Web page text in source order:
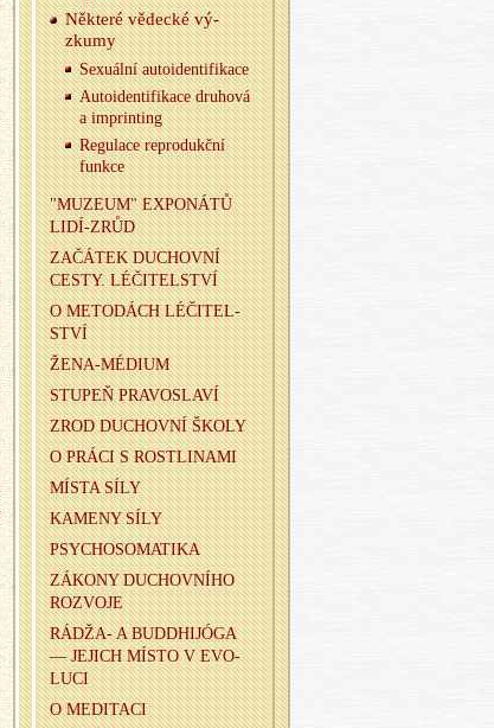
Ně­kte­ré vě­dec­ké vý­
zkumy
Se­xu­ál­ní au­to­i­den­ti­fi­ka­ce
Au­to­i­den­ti­fi­ka­ce dru­ho­vá
a im­prin­ting
Re­gu­la­ce re­pro­dukč­ní
funk­ce
"MU­ZE­UM" EX­PO­NÁ­TŮ
LI­DÍ-ZRŮD
ZA­ČÁ­TEK DU­CHOV­NÍ
CESTY. LÉ­ČI­TEL­STVÍ
O ME­TO­DÁCH LÉ­ČI­TEL­
STVÍ
ŽE­NA-MÉ­DI­UM
STUPEŇ PRA­VOSLA­VÍ
ZROD DU­CHOV­NÍ ŠKOLY
O PRÁCI S ROST­LI­NA­MI
MÍSTA SÍLY
KA­ME­NY SÍLY
PSY­CHO­SO­MA­TI­KA
ZÁ­KO­NY DU­CHOV­NÍ­HO
ROZ­VO­JE
RÁDŽA- A BUDD­HIJÓGA
— JE­JICH MÍSTO V EVO­
LU­CI
O ME­DI­TA­CI